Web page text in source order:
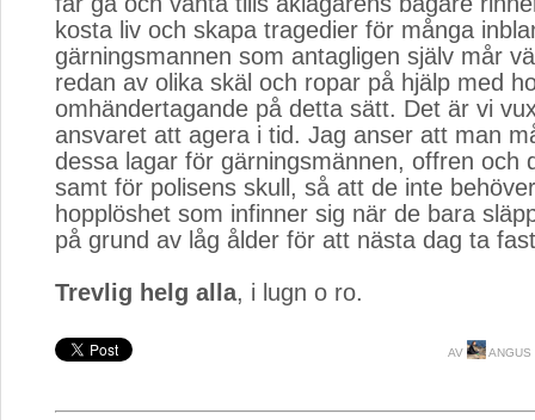
kosta liv och skapa tragedier för många
gärningsmannen som antagligen själv mår
redan av olika skäl och ropar på hjälp med
omhändertagande på detta sätt. Det är vi
ansvaret att agera i tid. Jag anser att man
dessa lagar för gärningsmännen, offren och
samt för polisens skull, så att de inte
hopplöshet som infinner sig när de bara
på grund av låg ålder för att nästa dag ta
Trevlig helg alla, i lugn o ro.
AV ANGUS